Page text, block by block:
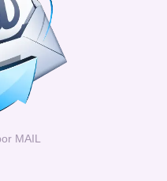
MAIL